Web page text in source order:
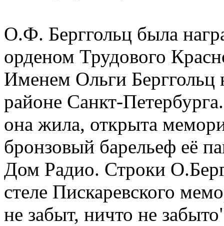
О.Ф. Берггольц была
орденом Трудового
Именем Ольги Берггольц
районе Санкт-
она жила, открыта
бронзовый барельеф её
Дом Радио. Строки
стеле Пискаревского
не забыт, ничто не